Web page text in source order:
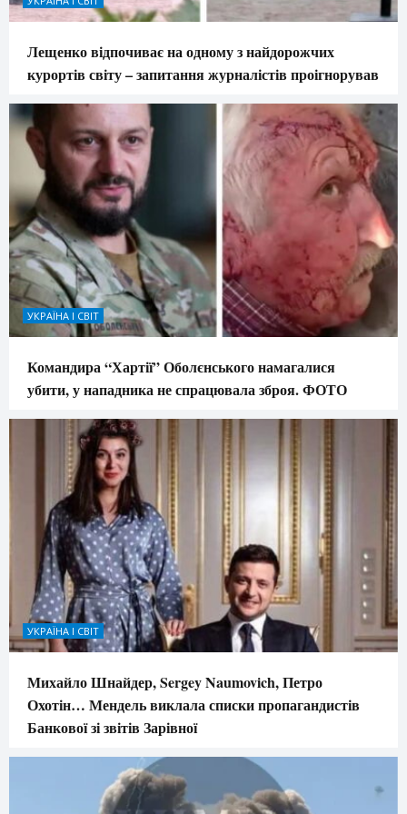
Лещенко відпочиває на одному з найдорожчих
курортів світу – запитання журналістів проігнорував
УКРАЇНА І СВІТ
Командира “Хартії” Оболєнського намагалися
убити, у нападника не спрацювала зброя. ФОТО
УКРАЇНА І СВІТ
Михайло Шнайдер, Sergey Naumovich, Петро
Охотін… Мендель виклала списки пропагандистів
Банкової зі звітів Зарівної